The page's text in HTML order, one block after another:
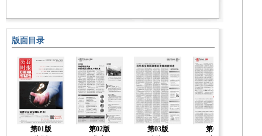
版面目录
第01版
第02版
第03版
第04版